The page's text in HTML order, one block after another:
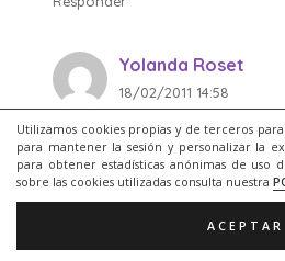
Utilizamos cookies propias y de terceros
para mantener la sesión y personalizar la
para obtener estadísticas anónimas de uso
sobre las cookies utilizadas consulta nuestra
ACEPTAR
Yolanda Roset
18/02/2011 14:58
Hola a todos/as,
me olvidé daros el enlace
comenté en un comentario
http://blocs.xtec.cat/
Gracias,